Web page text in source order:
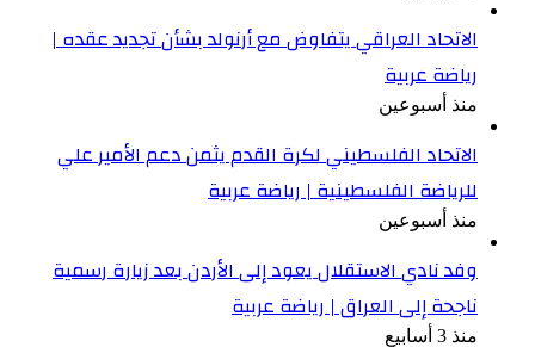
الاتحاد العراقي يتفاوض مع أرنولد بشأن تجديد عقده |
رياضة عربية
منذ أسبوعين
الاتحاد الفلسطيني لكرة القدم يثمن دعم الأمير علي
للرياضة الفلسطينية | رياضة عربية
منذ أسبوعين
وفد نادي الاستقلال يعود إلى الأردن بعد زيارة رسمية
ناجحة إلى العراق | رياضة عربية
منذ 3 أسابيع